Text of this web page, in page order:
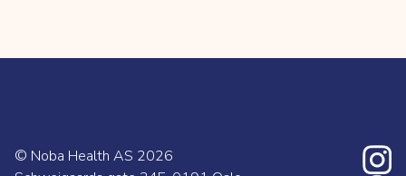
© Noba Health AS 2026